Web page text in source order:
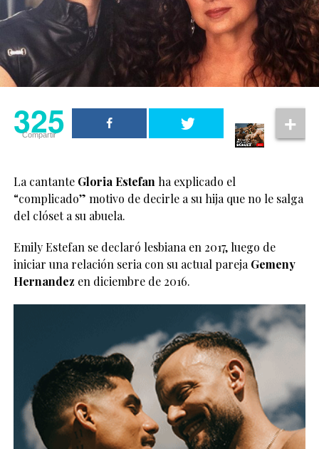
325
Compartir
La cantanteGloria Estefanha explicado el
“complicado” motivo de decirle a su hija que no le salga
del clóset a su abuela.
Emily Estefan se declaró lesbiana en 2017, luego de
iniciar una relación seria con su actual parejaGemeny
Hernandez en diciembre de 2016.